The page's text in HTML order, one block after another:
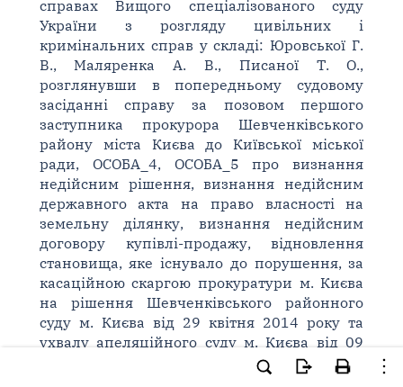
справах Вищого спеціалізованого суду
України з розгляду цивільних і
кримінальних справ у складі: Юровської Г.
В., Маляренка А. В., Писаної Т. О.,
розглянувши в попередньому судовому
засіданні справу за позовом першого
заступника прокурора Шевченківського
району міста Києва до Київської міської
ради, ОСОБА_4, ОСОБА_5 про визнання
недійсним рішення, визнання недійсним
державного акта на право власності на
земельну ділянку, визнання недійсним
договору купівлі-продажу, відновлення
становища, яке існувало до порушення, за
касаційною скаргою прокуратури м. Києва
на рішення Шевченківського районного
суду м. Києва від 29 квітня 2014 року та
ухвалу апеляційного суду м. Києва від 09
встановила: